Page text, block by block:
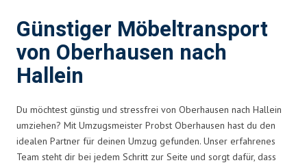
Günstiger Möbeltransport
von Oberhausen nach
Hallein
Du möchtest günstig und stressfrei von Oberhausen nach Hallein
umziehen? Mit Umzugsmeister Probst Oberhausen hast du den
idealen Partner für deinen Umzug gefunden. Unser erfahrenes
Team steht dir bei jedem Schritt zur Seite und sorgt dafür, dass